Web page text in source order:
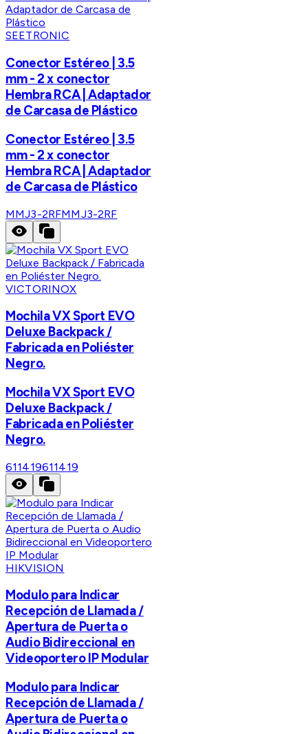
SEETRONIC
Conector Estéreo | 3.5
mm - 2 x conector
Hembra RCA | Adaptador
de Carcasa de Plástico
Conector Estéreo | 3.5
mm - 2 x conector
Hembra RCA | Adaptador
de Carcasa de Plástico
MMJ3-2RFMMJ3-2RF
VICTORINOX
Mochila VX Sport EVO
Deluxe Backpack /
Fabricada en Poliéster
Negro.
Mochila VX Sport EVO
Deluxe Backpack /
Fabricada en Poliéster
Negro.
611419611419
HIKVISION
Modulo para Indicar
Recepción de Llamada /
Apertura de Puerta o
Audio Bidireccional en
Videoportero IP Modular
Modulo para Indicar
Recepción de Llamada /
Apertura de Puerta o